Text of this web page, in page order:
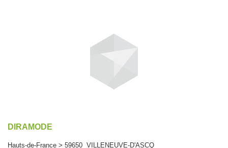
DIRAMODE
Hauts-de-France > 59650 VILLENEUVE-D'ASCQ